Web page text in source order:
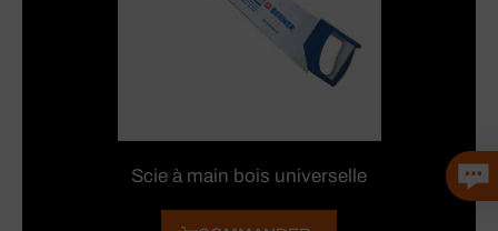
Scie à main bois universelle